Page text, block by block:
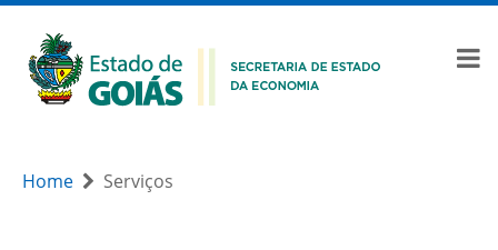
Home Serviços